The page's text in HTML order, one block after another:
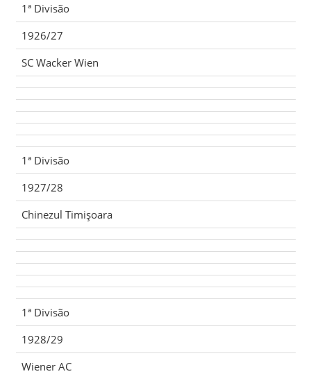
1ª Divisão
1926/27
SC Wacker Wien
1ª Divisão
1927/28
Chinezul Timişoara
1ª Divisão
1928/29
Wiener AC